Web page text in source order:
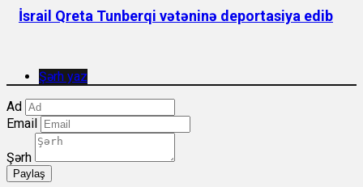
İsrail Qreta Tunberqi vətəninə deportasiya edib
Şərh yaz
Ad
Email
Şərh
Paylaş